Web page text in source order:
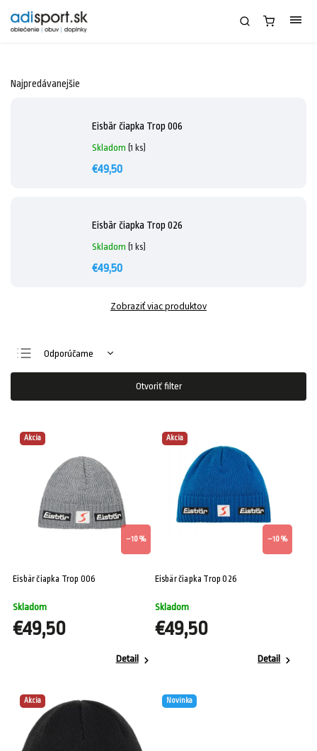
Najpredávanejšie
Eisbär čiapka Trop 006
Skladom (1 ks)
€49,50
Eisbär čiapka Trop 026
Skladom (1 ks)
€49,50
Zobraziť viac produktov
Odporúčame
Najlacnejšie
Najdrahšie
Abecedne
Otvoriť filter
Akcia
–10 %
Eisbär čiapka Trop 006
Skladom
€49,50
Detail
Akcia
–10 %
Eisbär čiapka Trop 026
Skladom
€49,50
Detail
Akcia Novinka